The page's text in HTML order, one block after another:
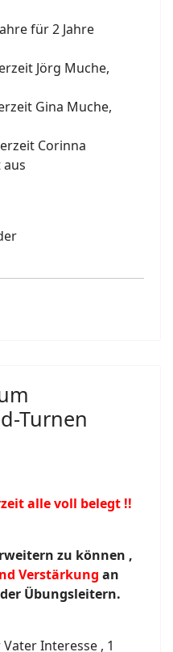
für 2 Jahre
Jörg Muche,
Gina Muche,
Corinna
Turnen
alle voll belegt !!
zu können ,
Verstärkung an
Übungsleitern.
Interesse , 1